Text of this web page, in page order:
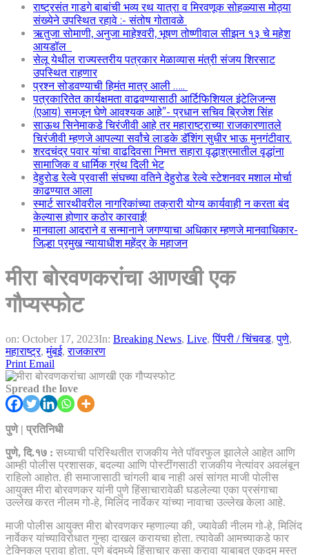
राष्ट्रसंत गाडगे बाबांची भव्य रथ यात्रा व मिरवणूक सोहळ्यास मोठ्या
संख्येने उपस्थित रहावे :- संतोष गोतावळे
ऋतुजा सोमाणी, अनुजा माहेश्वरी, भूषण तोष्णीवाल सीझन १३ चे महेश
आयडॉल
सेलू येथील राज्यस्तरीय पत्रकार मेळाव्यास मंत्री संजय शिरसाट
उपस्थित राहणार
प्रश्न सोडवण्याची हिमंत मात्र आली …..
पत्रकारितेत कार्यक्षमता वाढवण्यासाठी आर्टिफिशियल इंटेलिजन्स
(एआय) समजून घेणे आवश्यक आहे”- प्रधान सचिव ब्रिजेश सिंह
साऊथ सिनेमाकडे चिरंजीवी आहे तर महाराष्ट्राच्या राजकारणातले
चिरंजीवी म्हणजे आपल्या सर्वांचे लाडके डॅशिंग सुधीर भाऊ मुनगंटीवार.
शरदचंद्र पवार यांचा वाढदिवसा निमत्त सहारा वृद्धाश्रमातील वृद्धांना
सामाजिक व धार्मिक ग्रंथ दिली भेट
देहुरोड रेल्वे प्रवासी संघच्या वतिने देहुरोड रेल्वे स्टेशनवर मशाल मोर्चा
काढण्यात आला
स्मार्ट सारथीवरील नागरिकांच्या तक्रारी योग्य कार्यवाही न करता बंद
केल्यास होणार कठोर कारवाई!
मानवाला आदराने व सन्मानाने जगण्याचा अधिकार म्हणजे मानवाधिकार-
जिल्हा प्रमुख न्यायाधीश महेंद्र के महाजन
मीरा बोरवणकरांचा आणखी एक
गौप्यस्फोट
on: October 17, 2023In: Breaking News, Live,पिंपरी / चिंचवड,पुणे,
महाराष्ट्र,मुंबई,राजकारण
Print Email
Spread the love
पुणे | प्रतिनिधी
पुणे, दि.१७ : सध्याची परिस्थितीत राजकीय नेते पॉवरफुल झालेले आहेत आणि
आम्ही पोलीस प्रशासक, बदल्या आणि पोस्टींगसाठी राजकीय नेत्यांवर अवलंबून
राहिलो आहोत. ही समाजासाठी चांगली बाब नाही असं सांगत माजी पोलीस
आयुक्त मीरा बोरवणकर यांनी पुणे हिंसाचारावेळी घडलेल्या एका प्रसंगाचा
उल्लेख करत नीलम गो-हे, मिलिंद नार्वेकर यांच्या नावाचा उल्लेख केला आहे.
माजी पोलीस आयुक्त मीरा बोरवणकर म्हणाल्या की, ज्यावेळी नीलम गो-हे, मिलिंद
नार्वेकर यांच्याविरोधात गुन्हा दाखल करायचा होता. त्यावेळी आमच्याकडे फार
टेक्निकल पुरावा होता. पुणे बंदमध्ये हिंसाचार कसा करावा याबाबत एकदम मस्त